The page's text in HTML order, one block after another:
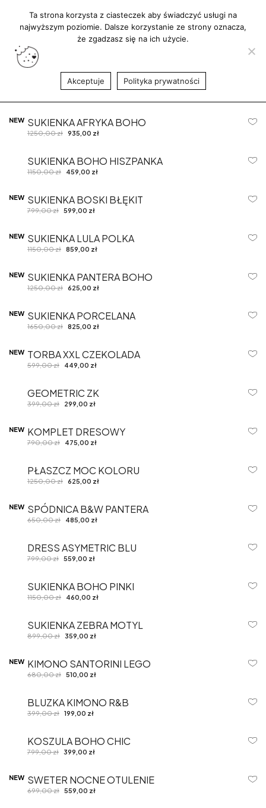
DNI
Przejdź
treści
Momofashion
stylizacje, unikatowe sukienki
0
PROMOCJE
GEOMETRIC Z
-25%
NEW SUKIENKA AFRYKA BOHO
1250,00zł 935,00 zł
-60%
SUKIENKA BOHO HISZPANKA
1150,00zł 459,00 zł
-25%
NEW SUKIENKA BOSKI BŁĘKIT
799,00zł 599,00 zł
-25%
NEW SUKIENKA LULA POLKA
1150,00zł 859,00 zł
-50%
NEW SUKIENKA PANTERA BOHO
1250,00zł 625,00 zł
-50%
NEW SUKIENKA PORCELANA
1650,00zł 825,00 zł
-25%
NEW TORBA XXL CZEKOLADA
599,00zł 449,00 zł
-25%
GEOMETRIC ZK
399,00zł 299,00 zł
-40%
NEW KOMPLET DRESOWY
790,00zł 475,00 zł
-50%
PŁASZCZ MOC KOLORU
1250,00zł 625,00 zł
-25%
NEW SPÓDNICA B&W PANTERA
650,00zł 485,00 zł
-30%
DRESS ASYMETRIC BLU
799,00zł 559,00 zł
-60%
SUKIENKA BOHO PINKI
1150,00zł 460,00 zł
-60%
SUKIENKA ZEBRA MOTYL
899,00zł 359,00 zł
-25%
NEW KIMONO SANTORINI LEGO
680,00zł 510,00 zł
-50%
BLUZKA KIMONO R&B
399,00zł 199,00 zł
-50%
KOSZULA BOHO CHIC
799,00zł 399,00 zł
-20%
NEW SWETER NOCNE OTULENIE
699,00zł 559,00 zł
Ta strona korzysta z ciasteczek aby świadczyć usługi na
najwyższym poziomie. Dalsze korzystanie ze strony oznacza,
że zgadzasz się na ich użycie.
Akceptuje Polityka prywatności